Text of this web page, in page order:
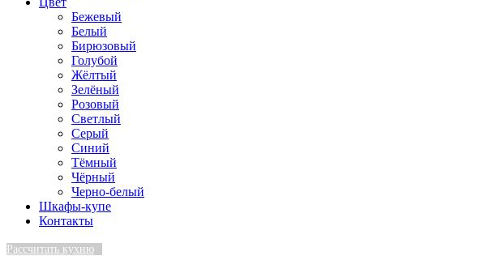
Бежевый
Белый
Бирюзовый
Голубой
Жёлтый
Зелёный
Розовый
Светлый
Серый
Синий
Тёмный
Чёрный
Черно-белый
Шкафы-купе
Контакты
Рассчитать кухню